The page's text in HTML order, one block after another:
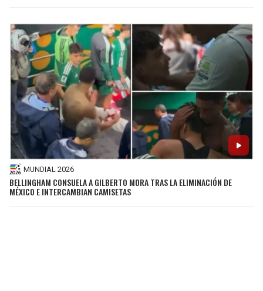
MUNDIAL 2026
BELLINGHAM CONSUELA A GILBERTO MORA TRAS LA ELIMINACIÓN DE
MÉXICO E INTERCAMBIAN CAMISETAS